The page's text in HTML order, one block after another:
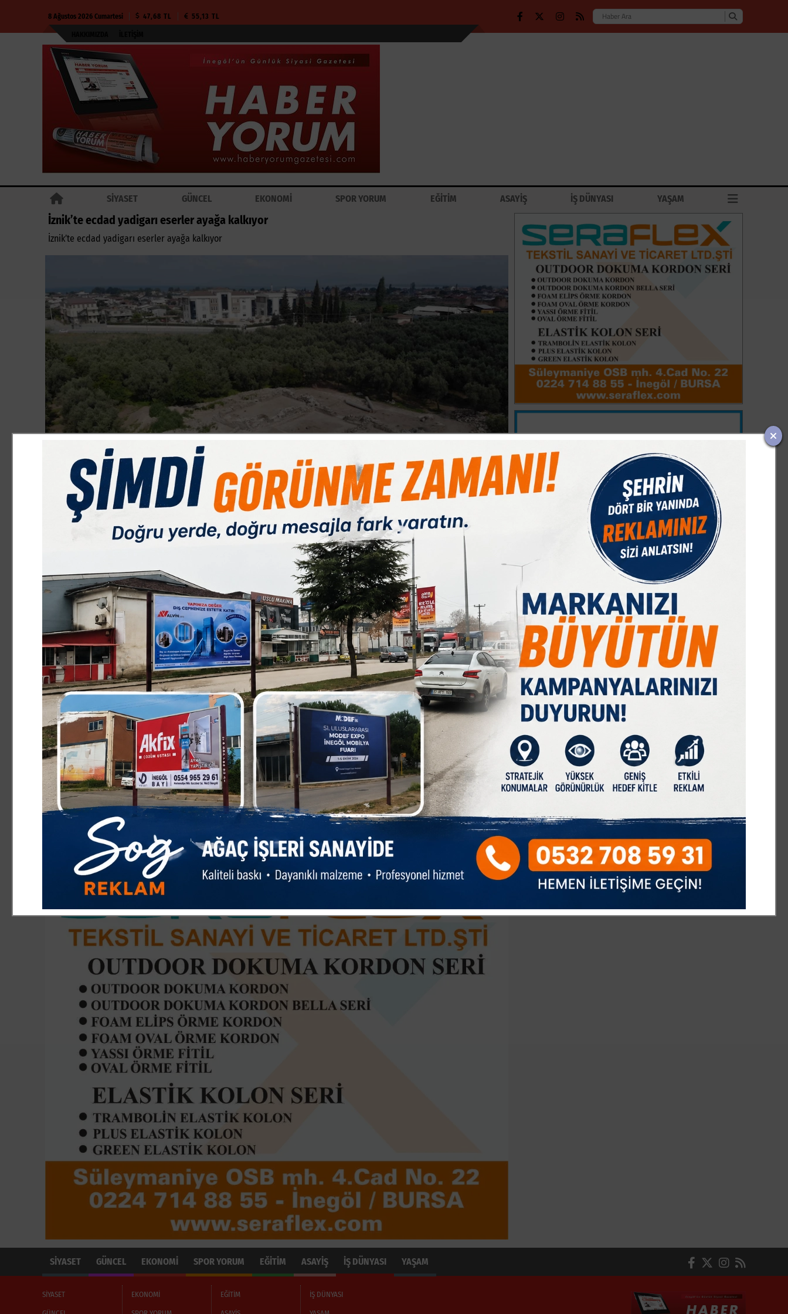
8 Ağustos 2026 Cumartesi 47,68 TL 55,13 TL
SİYASET GÜNCEL EKONOMİ SPOR YORUM EĞİTİM ASAYİŞ İŞ DÜNYASI YAŞAM
İznik’te ecdad yadigarı eserler ayağa kalkıyor
İznik’te ecdad yadigarı eserler ayağa kalkıyor
HABERDE İNSAN 29.08.2025 17:17:01 0
Paylas Paylas Paylas
İznik Belediyesi, tarihi mirası koruma ve yeniden ayağa kaldırma çalışmalarına devam ediyor.
Geçtiğimiz yıllarda İznik Yenişehir Kapı mevkiinde, belediye binasının karşısında bulunan 11 bin 500 metrekarelik alanı
kamulaştırarak ilçeye kazandıran İznik Belediyesi, yapılan temizlik ve kazı çalışmalarının ardından önemli bir projeyi
daha hayata geçiriyor. Bursa Kültür Varlıkları Koruma Bölge Kurulu, İznik Orhan İmareti Projesi’ni onayladı. Kısa süre
içerisinde başlanacak çalışmalarla, Orhan Gazi döneminden kalma bu kıymetli eser aslına uygun olarak yeniden inşa
edilerek ilçeye kazandırılacak.
İznik Belediye Başkanı Kağan Mehmet Usta, konuyla ilgili yaptığı açıklamada şunları söyledi:
"Ecdad yadigârı bir eseri daha ilçemize kazandırıyor olmanın mutluluğunu yaşıyoruz. Orhan Gazi’nin bu değerli eserini
aslına uygun şekilde yeniden ayağa kaldırarak, hem tarihimize hem de kültürümüze sahip çıkıyoruz. Şimdiden ilçemize
hayırlı olsun."
BIST 100
17589,91
%-0,08
DOLAR
47,68
% 0,18
EURO
55,13
% 0,32
GRAM ALTIN
6659,69
% 2,59
10644,48
% 2,09
SİYASET GÜNCEL EKONOMİ SPOR YORUM EĞİTİM ASAYİŞ İŞ DÜNYASI YAŞAM
SİYASET EKONOMİ EĞİTİM İŞ DÜNYASI